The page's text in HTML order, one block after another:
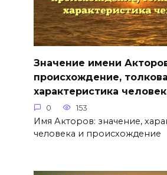
Значение имени
происхождение,
характеристика
0 153
Имя Акторов: значение,
человека и происхождение